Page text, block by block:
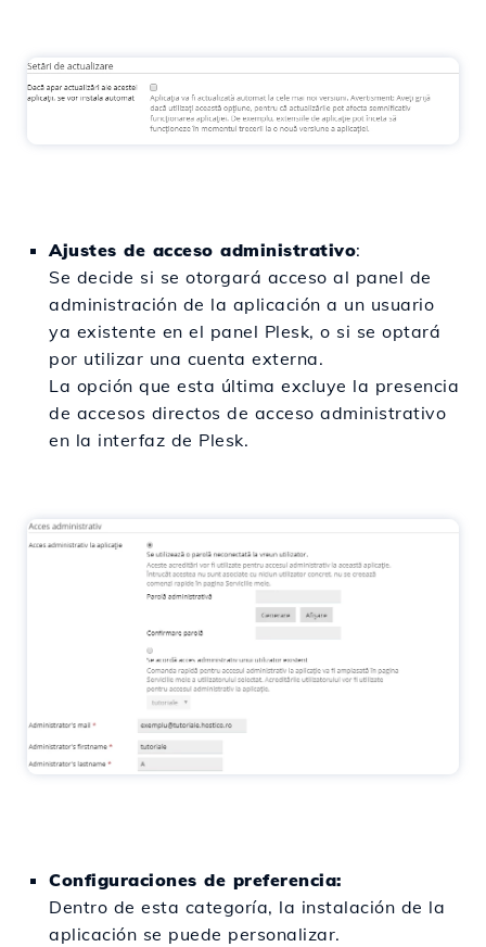
Ajustes de acceso administrativo:
Se decide si se otorgará acceso al panel de
administración de la aplicación a un usuario
ya existente en el panel Plesk, o si se optará
por utilizar una cuenta externa.
La opción que esta última excluye la presencia
de accesos directos de acceso administrativo
en la interfaz de Plesk.
Configuraciones de preferencia:
Dentro de esta categoría, la instalación de la
aplicación se puede personalizar.